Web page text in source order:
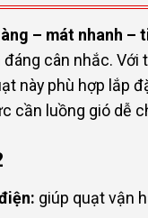
– mát nhanh –
cân nhắc.
này phù hợp lắp
cần luồng gió dễ
giúp quạt vận